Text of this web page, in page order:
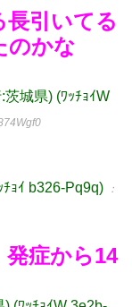
引いてる
のかな
城県) (ﾜｯﾁｮｲW
ｮｲ b326-Pq9q) ：
症から14